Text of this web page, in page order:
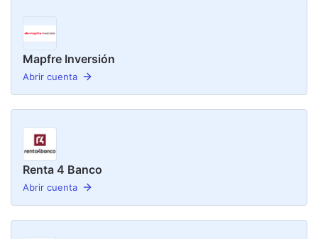
Mapfre Inversión
Abrir cuenta
Renta 4 Banco
Abrir cuenta